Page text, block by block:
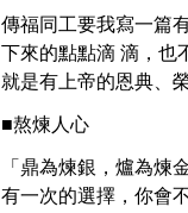
傳福同工要我寫一篇
下來的點點滴 滴，也
就是有上帝的恩典、
■熬煉人心
「鼎為煉銀，爐為
有一次的選擇，你會